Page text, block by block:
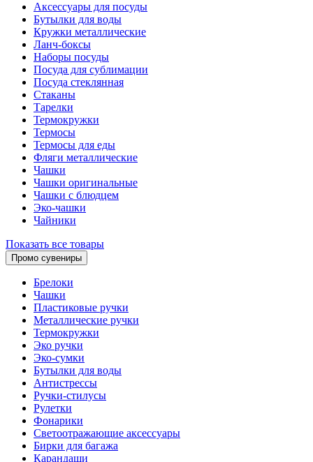
Аксессуары для посуды
Бутылки для воды
Кружки металлические
Ланч-боксы
Наборы посуды
Посуда для сублимации
Посуда стеклянная
Стаканы
Тарелки
Термокружки
Термосы
Термосы для еды
Фляги металлические
Чашки
Чашки оригинальные
Чашки с блюдцем
Эко-чашки
Чайники
Показать все товары
Промо сувениры
Брелоки
Чашки
Пластиковые ручки
Металлические ручки
Термокружки
Эко ручки
Эко-сумки
Бутылки для воды
Антистрессы
Ручки-стилусы
Рулетки
Фонарики
Светоотражающие аксессуары
Бирки для багажа
Карандаши